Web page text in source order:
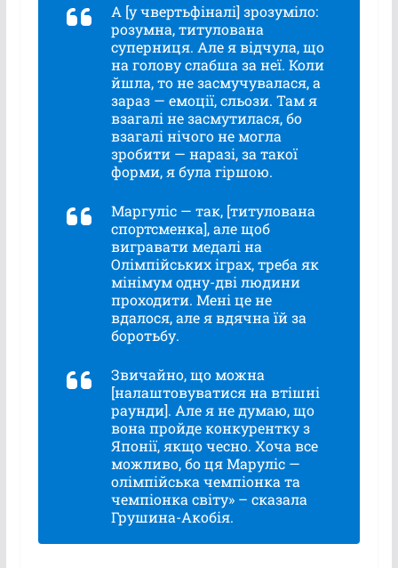
А [у чвертьфіналі] зрозуміло:
розумна, титулована
суперниця. Але я відчула, що
на голову слабша за неї. Коли
йшла, то не засмучувалася, а
зараз — емоції, сльози. Там я
взагалі не засмутилася, бо
взагалі нічого не могла
зробити — наразі, за такої
форми, я була гіршою.
Маргуліс — так, [титулована
спортсменка], але щоб
вигравати медалі на
Олімпійських іграх, треба як
мінімум одну-дві людини
проходити. Мені це не
вдалося, але я вдячна їй за
боротьбу.
Звичайно, що можна
[налаштовуватися на втішні
раунди]. Але я не думаю, що
вона пройде конкурентку з
Японії, якщо чесно. Хоча все
можливо, бо ця Маруліс —
олімпійська чемпіонка та
чемпіонка світу» – сказала
Грушина-Акобія.